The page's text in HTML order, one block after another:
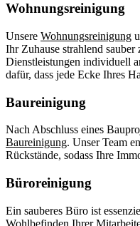
Wohnungsreinigung
Unsere Wohnungsreinigung
Ihr Zuhause strahlend sauber
Dienstleistungen individuell
dafür, dass jede Ecke Ihres
Baureinigung
Nach Abschluss eines
Baureinigung. Unser Team
Rückstände, sodass Ihre
Büroreinigung
Ein sauberes Büro ist
Wohlbefinden Ihrer